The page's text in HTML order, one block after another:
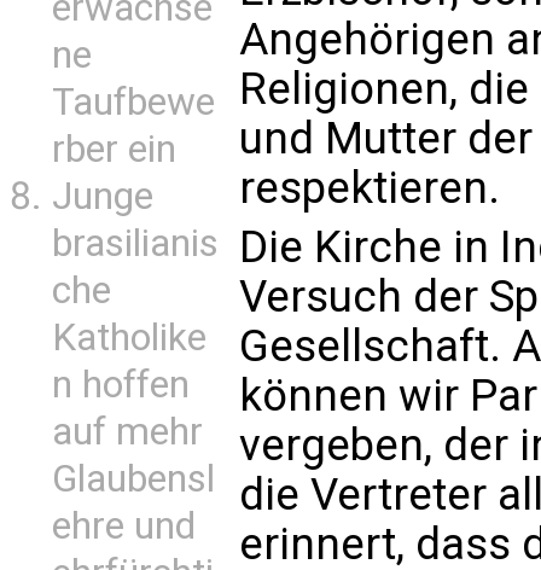
ne
Taufbewe
rber ein
Junge
brasilianis
che
Katholike
n hoffen
auf mehr
Glaubensl
ehre und
Angehörigen
Religionen,
und Mutter
respektieren.
Die Kirche in
Versuch der
Gesellschaft.
können wir
vergeben,
die Vertreter
erinnert, dass